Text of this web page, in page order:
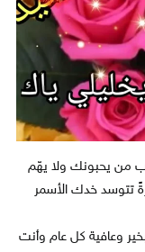
من يحبونك ولا يهّم
تتوسد خدك الأسمر
وعافية كل عام وأنت